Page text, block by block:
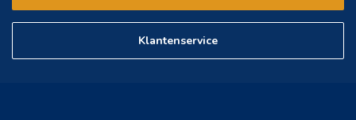
Klantenservice